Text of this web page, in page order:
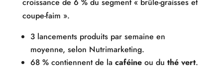
croissance de 6 % du segment « brûle-graisses et
coupe-faim ».
3 lancements produits par semaine en
moyenne, selon Nutrimarketing.
68 % contiennent de la caféineou du thé vert.